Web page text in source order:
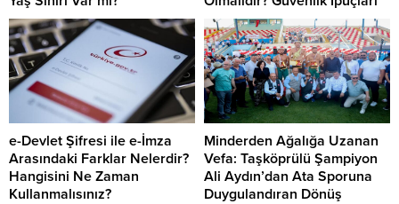
e-Devlet Şifresi ile e-İmza
Arasındaki Farklar Nelerdir?
Hangisini Ne Zaman
Kullanmalısınız?
Minderden Ağalığa Uzanan
Vefa: Taşköprülü Şampiyon
Ali Aydın’dan Ata Sporuna
Duygulandıran Dönüş